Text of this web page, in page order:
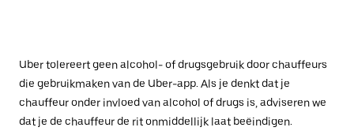
Uber tolereert geen alcohol- of drugsgebruik door chauffeurs
die gebruikmaken van de Uber-app. Als je denkt dat je
chauffeur onder invloed van alcohol of drugs is, adviseren we
dat je de chauffeur de rit onmiddellijk laat beëindigen.